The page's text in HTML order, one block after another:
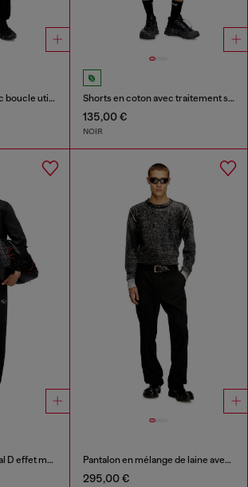
Pantalon en coton avec boucle utilitaire Shorts en coton avec traitement stonewash
135,00 €
NOIR
Pantalon avec logo Oval D effet métal Pantalon en mélange de laine avec étiquette en métal
295,00 €